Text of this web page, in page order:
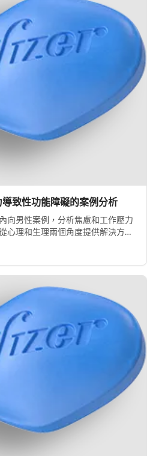
致性功能障礙的案例分析
向男性案例，分析焦慮和工作壓力
心理和生理兩個角度提供解決方